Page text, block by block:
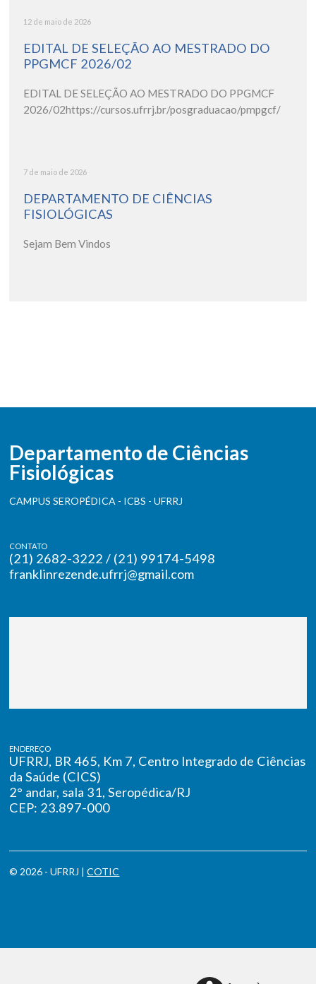
12 de maio de 2026
EDITAL DE SELEÇÃO AO MESTRADO DO
PPGMCF 2026/02
EDITAL DE SELEÇÃO AO MESTRADO DO PPGMCF
2026/02https://cursos.ufrrj.br/posgraduacao/pmpgcf/
7 de maio de 2026
DEPARTAMENTO DE CIÊNCIAS
FISIOLÓGICAS
Sejam Bem Vindos
Departamento de Ciências
Fisiológicas
CAMPUS SEROPÉDICA - ICBS - UFRRJ
CONTATO
(21) 2682-3222 / (21) 99174-5498
franklinrezende.ufrrj@gmail.com
ENDEREÇO
UFRRJ, BR 465, Km 7, Centro Integrado de Ciências
da Saúde (CICS)
2° andar, sala 31, Seropédica/RJ
CEP: 23.897-000
© 2026 - UFRRJ |COTIC